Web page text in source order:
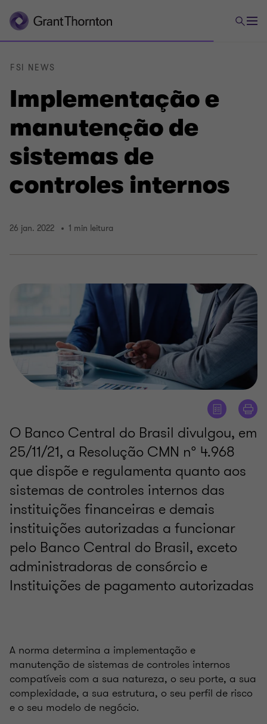
Implementação e
manutenção de
sistemas de
controles internos
FSI NEWS
26 jan. 2022 1 min leitura
O Banco Central do Brasil divulgou, em
25/11/21, a Resolução CMN n° 4.968
que dispõe e regulamenta quanto aos
sistemas de controles internos das
instituições financeiras e demais
instituições autorizadas a funcionar
pelo Banco Central do Brasil, exceto
administradoras de consórcio e
Instituições de pagamento autorizadas
A norma determina a implementação e
manutenção de sistemas de controles internos
compatíveis com a sua natureza, o seu porte, a sua
complexidade, a sua estrutura, o seu perfil de risco
e o seu modelo de negócio.